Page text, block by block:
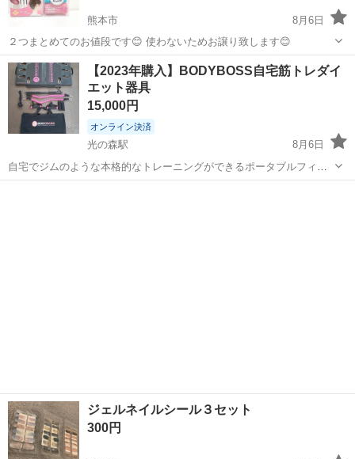
熊本市
8月6日
２つまとめてのお値段です😊 使わないためお譲り致します😊
熊本 熊本市 ヘアケア セット
【2023年購入】BODYBOSS自宅筋トレダイ
エット器具
15,000円
オンライン決済
光の森駅
8月6日
自宅でジムのような本格的なトレーニングができるポータブルフィッ
トネスジム「BODYBOSS 2.0」です。 価格: 約30,800円 特徴: 1台で
ジェルネイルシール３セット
300円